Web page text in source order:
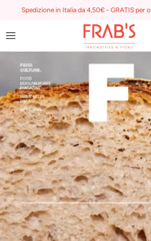
Spedizione in Italia da 4,50€ - GRATIS per
Magazines
Buono regalo
I miei preferiti su Frab's